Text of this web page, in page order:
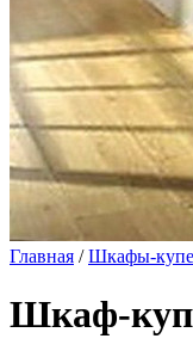
Главная /Шкафы-купе
Шкаф-